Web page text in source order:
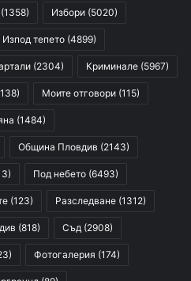
(1358) Избори (5020)
Изпод тепето (4899)
(2304) Криминале (5967)
Моите отговори (115)
(1484)
Община Пловдив (2143)
Под небето (6493)
(123) Разследване (1312)
(818) Съд (2908)
Фотогалерия (174)